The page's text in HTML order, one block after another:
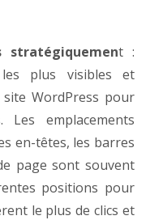
stratégiquement :
plus visibles et
WordPress pour
Les emplacements
en-têtes, les barres
page sont souvent
positions pour
le plus de clics et